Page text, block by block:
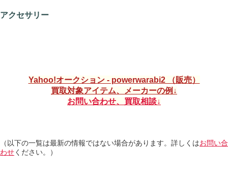
アクセサリー
Yahoo!オークション - powerwarabi2 （販売）
買取対象アイテム、メーカーの例
お問い合わせ、買取相談
（以下の一覧は最新の情報ではない場合があります。詳しくはお問い合
わせください。）